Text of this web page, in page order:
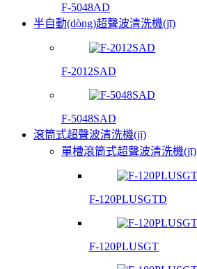
F-5048AD
半自動(dòng)超聲波清洗機(jī)
F-2012SAD
F-5048SAD
滾筒式超聲波清洗機(jī)
單槽滾筒式超聲波清洗機(jī)
F-120PLUSGTD
F-120PLUSGT